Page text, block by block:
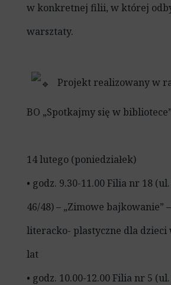
w konkretnej filii, w której
warsztaty.
Projekt realizowany w
BO „Spotkajmy się w
14 lutego (poniedziałek)
• godz. 9.30-11.00 Filia nr 18
46/48) – „Zimowe bajkowanie”
literacko- plastyczne dla dzieci
lat
• godz. 10.00-12.00 Filia nr 5